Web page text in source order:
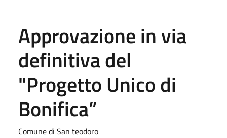
Approvazione in via
definitiva del
"Progetto Unico di
Bonifica”
Comune di San teodoro